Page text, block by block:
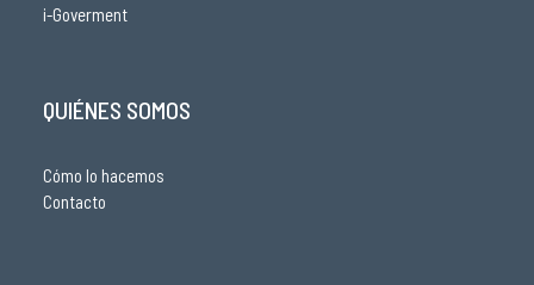
i-Goverment
QUIÉNES SOMOS
Cómo lo hacemos
Contacto